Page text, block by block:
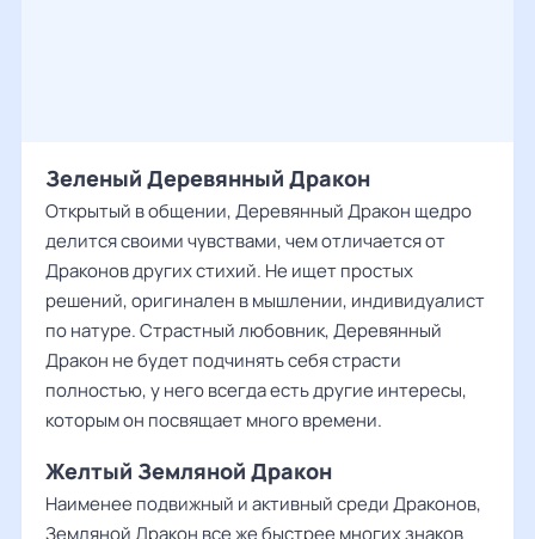
Зеленый Деревянный Дракон
Открытый в общении, Деревянный Дракон щедро
делится своими чувствами, чем отличается от
Драконов других стихий. Не ищет простых
решений, оригинален в мышлении, индивидуалист
по натуре. Страстный любовник, Деревянный
Дракон не будет подчинять себя страсти
полностью, у него всегда есть другие интересы,
которым он посвящает много времени.
Желтый Земляной Дракон
Наименее подвижный и активный среди Драконов,
Земляной Дракон все же быстрее многих знаков